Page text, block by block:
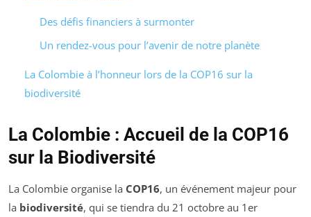
Des défis financiers à surmonter
Un rendez-vous pour l’avenir de notre planète
La Colombie à l’honneur lors de la COP16 sur la
biodiversité
La Colombie : Accueil de la COP16
sur la Biodiversité
La Colombie organise la COP16, un événement majeur pour
la biodiversité, qui se tiendra du 21 octobre au 1er